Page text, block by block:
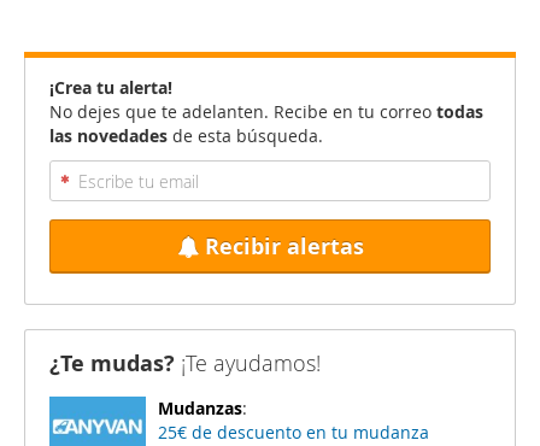
¡Crea tu alerta!
No dejes que te adelanten. Recibe en tu correo todas
las novedades de esta búsqueda.
Recibir alertas
¿Te mudas? ¡Te ayudamos!
Mudanzas:
25€ de descuento en tu mudanza